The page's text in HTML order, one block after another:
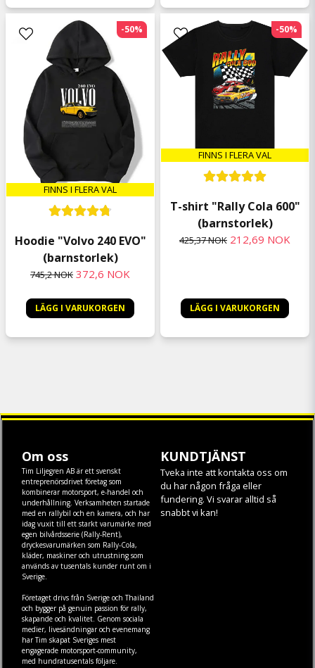
FINNS I FLERA VAL
Hoodie "Volvo 240 EVO"
(barnstorlek)
745,2 NOK 372,6 NOK
LÄGG I VARUKORGEN
-50%
FINNS I FLERA VAL
T-shirt "Rally Cola 600"
(barnstorlek)
425,37 NOK 212,69 NOK
LÄGG I VARUKORGEN
-50%
Om oss
Tim Liljegren AB är ett svenskt
entreprenörsdrivet företag som
kombinerar motorsport, e-handel och
underhållning. Verksamheten startade
med en rallybil och en kamera, och har
idag vuxit till ett starkt varumärke med
egen bilvårdsserie (Rally-Rent),
dryckesvarumärken som Rally-Cola,
kläder, maskineroch utrustning som
används av tusentals kunder runt om i
Sverige.
Företaget drivs från Sverige och Thailand
och bygger på genuin passion för rally,
skapande och kvalitet. Genom sociala
medier, livesändningar och evenemang
har Tim skapat Sveriges mest
engagerade motorsport-community,
med hundratusentals följare.
KUNDTJÄNST
Tveka inte att kontakta oss om
du har någon fråga eller
fundering. Vi svarar alltid så
snabbt vi kan!